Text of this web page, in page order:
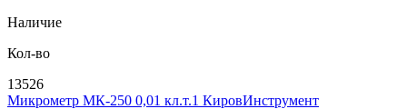
Наличие
Кол-во
13526
Микрометр МК-250 0,01 кл.т.1 КировИнструмент